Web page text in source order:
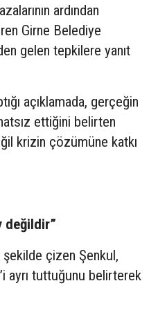
ardından
Girne Belediye
gelen tepkilere yanıt
açıklamada, gerçeğin
ettiğini belirten
krizin çözümüne katkı
değildir”
çizen Şenkul,
ayrı tuttuğunu belirterek